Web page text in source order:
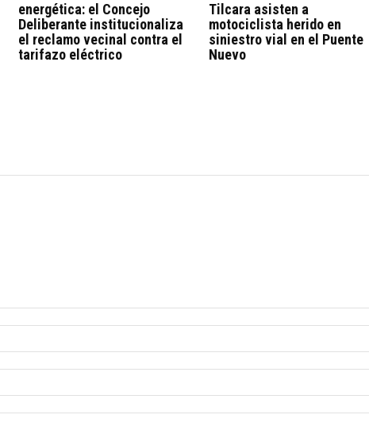
energética: el Concejo
Deliberante institucionaliza
el reclamo vecinal contra el
tarifazo eléctrico
Tilcara asisten a
motociclista herido en
siniestro vial en el Puente
Nuevo